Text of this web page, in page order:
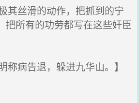
其丝滑的动作，把抓到的宁
把所有的功劳都写在这些奸臣
病告退，躲进九华山。】